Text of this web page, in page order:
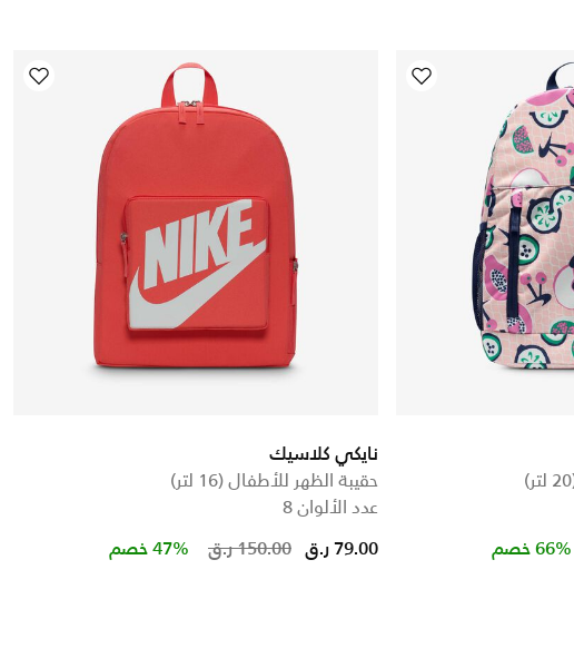
Price
66% خصم
نايكي كلاسيك
حقيبة الظهر للأطفال (16 لتر)
عدد الألوان 8
Price reduced from
150.00 ر.ق to 79.00 ر.ق 47% خصم